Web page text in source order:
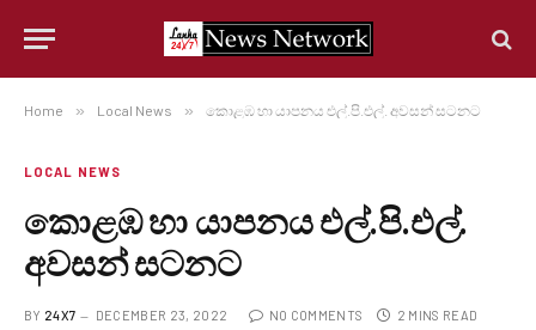
Home » Local News » කොළඹ හා යාපනය එල්.‍පි.එල්. අවසන් සටනට
LOCAL NEWS
කොළඹ හා යාපනය එල්.‍පි.එල්.
අවසන් සටනට
BY 24X7 DECEMBER 23, 2022 NO COMMENTS 2 MINS READ